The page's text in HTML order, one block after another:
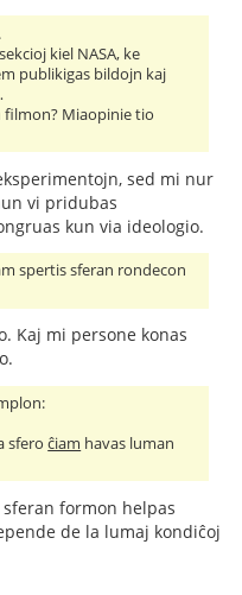
kiel NASA, ke
publikigas bildojn kaj
filmon? Miaopinie tio
sed mi nur
vi pridubas
kun via ideologio.
spertis sferan rondecon
Kaj mi persone konas
sferoĉiam havas luman
formon helpas
de la lumaj kondiĉoj